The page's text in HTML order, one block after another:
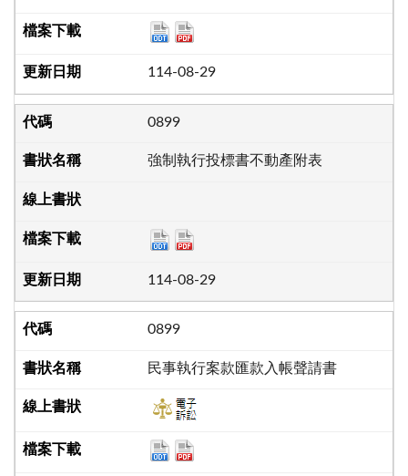
114-08-29
0899
強制執行投標書不動產附表
114-08-29
0899
民事執行案款匯款入帳聲請書